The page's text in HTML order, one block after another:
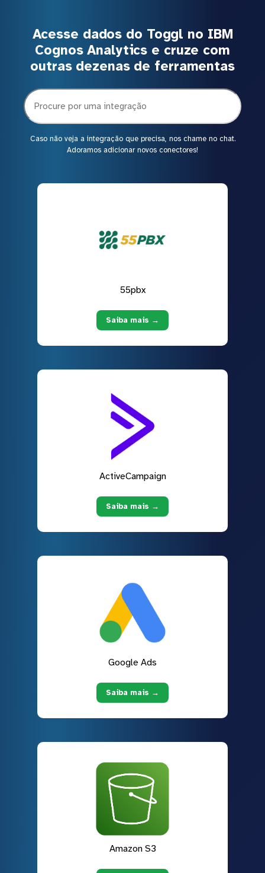
Acesse dados do Toggl no IBM
Cognos Analytics e cruze com
outras dezenas de ferramentas
Caso não veja a integração que precisa, nos chame no chat.
Adoramos adicionar novos conectores!
55pbx
Saiba mais →
ActiveCampaign
Saiba mais →
Google Ads
Saiba mais →
Amazon S3